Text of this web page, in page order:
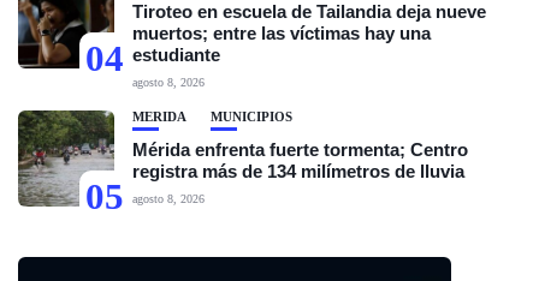
04
Tiroteo en escuela de Tailandia deja nueve
muertos; entre las víctimas hay una
estudiante
agosto 8, 2026
05
MÉRIDA MUNICIPIOS
Mérida enfrenta fuerte tormenta; Centro
registra más de 134 milímetros de lluvia
agosto 8, 2026